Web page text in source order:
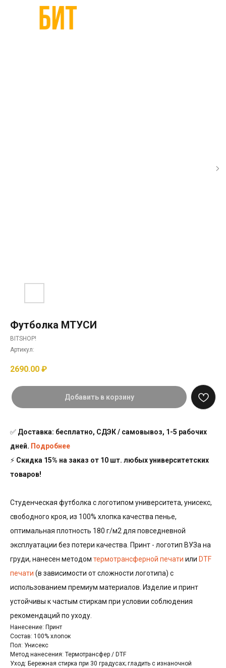
Футболка МТУСИ
BITSHOP!
Артикул:
2690.00 ₽
Добавить в корзину
✅ Доставка: бесплатно, СДЭК / самовывоз, 1-5 рабочих
дней. Подробнее
⚡ Скидка 15% на заказ от 10 шт. любых университетских
товаров!
Студенческая футболка с логотипом университета, унисекс,
свободного кроя, из 100% хлопка качества пенье,
оптимальная плотность 180 г/м2 для повседневной
эксплуатации без потери качества. Принт - логотип ВУЗа на
груди, нанесен методом термотрансферной печати или DTF
печати (в зависимости от сложности логотипа) с
использованием премиум материалов. Изделие и принт
устойчивы к частым стиркам при условии соблюдения
рекомендаций по уходу.
Нанесение: Принт
Состав: 100% хлопок
Пол: Унисекс
Метод нанесения: Термотрансфер / DTF
Уход: Бережная стирка при 30 градусах; гладить с изнаночной